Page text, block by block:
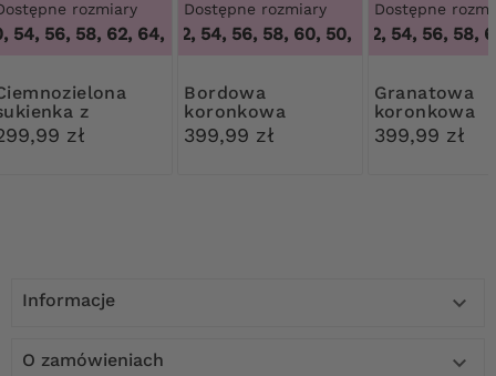
rozmiary
56, 58, 62, 64,48, 50, 54, 56, 58, 62, 64
z
zł
Dostępne rozmiary
50, 52, 54, 56, 58, 60,50, 52, 54, 56, 58, 60
Bordowa
koronkowa
sukienka
399,99 zł
Dostępne
50, 52, 54, 56, 58, 60
Granatowa
koronkowa
sukienka
399,99 zł
Informacje 
O zamówieniach 